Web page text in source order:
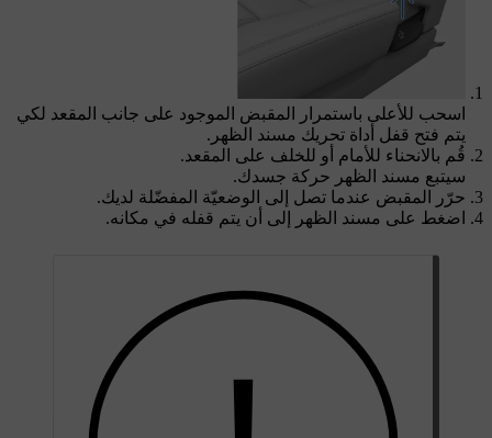
اسحب للأعلى باستمرار المقبض الموجود على جانب المقعد لكي
يتم فتح قفل أداة تحريك مسند الظهر.
قُم بالانحناء للأمام أو للخلف على المقعد.
سيتبع مسند الظهر حركة جسدك.
حرّر المقبض عندما تصل إلى الوضعيّة المفضّلة لديك.
اضغط على مسند الظهر إلى أن يتم قفله في مكانه.